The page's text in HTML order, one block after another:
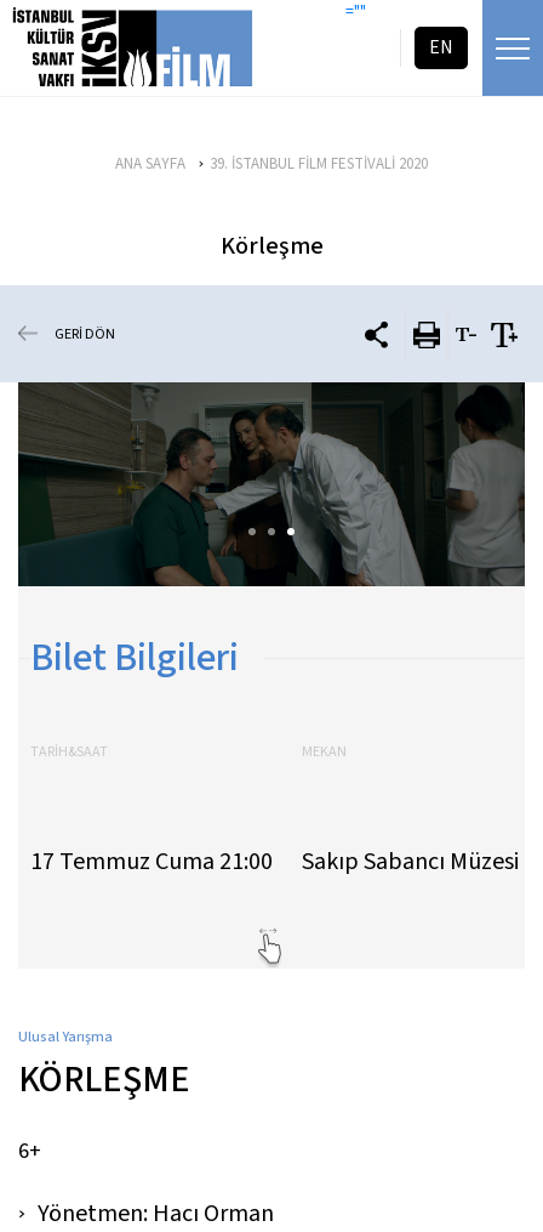
icerigi atla =""
EN
ANA SAYFA 39. İSTANBUL FİLM FESTİVALİ 2020
Körleşme
GERİ DÖN
Bilet Bilgileri
TARİH&SAAT MEKAN
17 Temmuz Cuma 21:00 Sakıp Sabancı Müzesi
Ulusal Yarışma
KÖRLEŞME
6+
Yönetmen: Hacı Orman